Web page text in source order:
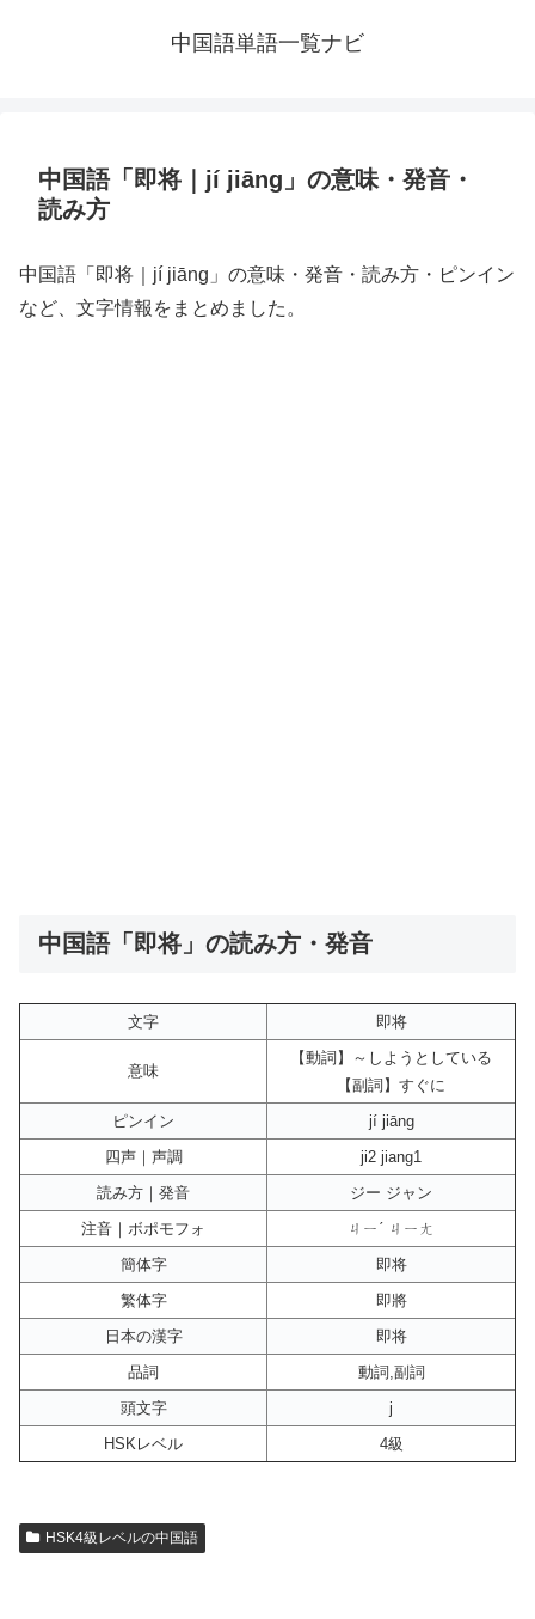
中国語単語一覧ナビ
中国語「即将｜jí jiāng」の意味・発音・
読み方
中国語「即将｜jí jiāng」の意味・発音・読み方・ピンイン
など、文字情報をまとめました。
中国語「即将」の読み方・発音
文字 即将
意味
【動詞】～しようとしている
【副詞】すぐに
ピンイン
jí jiāng
四声｜声調
ji2 jiang1
読み方｜発音
ジー ジャン
注音｜ボポモフォ
ㄐㄧˊ ㄐㄧㄤ
簡体字
即将
繁体字
即將
日本の漢字
即将
品詞
動詞,副詞
頭文字
j
HSKレベル
4級
HSK4級レベルの中国語